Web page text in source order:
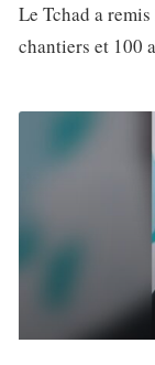
Le Tchad a
chantiers et 100